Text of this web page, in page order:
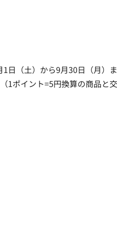
日（土）から9月30日（月）
1ポイント=5円換算の商品と